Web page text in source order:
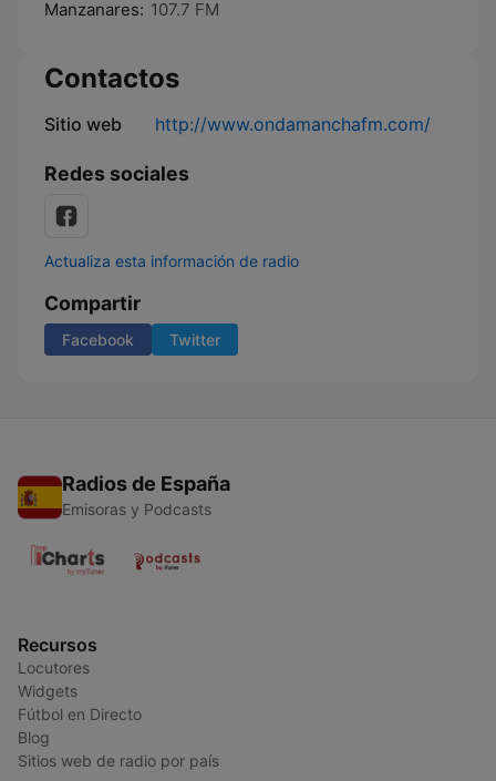
Manzanares: 107.7 FM
Contactos
Sitio web http://www.ondamanchafm.com/
Redes sociales
Actualiza esta información de radio
Compartir
Facebook Twitter
Radios de España
Emisoras y Podcasts
Recursos
Locutores
Widgets
Fútbol en Directo
Blog
Sitios web de radio por país